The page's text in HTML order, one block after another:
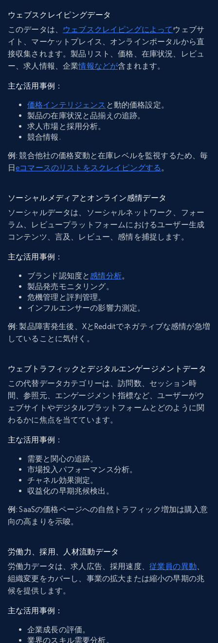
ウェブスクレイピングデータ
このデータは、 ウェブスクレイピングによって ウェブサ
イト、マーケットプレイス、オンラインポータルから直
接収集されます。製品リスト、価格、在庫状況、レビュ
ー、求人情報、企業情報などが含まれます。
主な活用事例 ：
価格インテリジェンス と動的価格設定。
製品の在庫状況と品揃えの追跡。
求人市場と採用分析。
競合情報.
例: 競合他社の価格変動と在庫レベルを監視するため、毎
日eコマースのリストをスクレイピングする。
ソーシャルメディアとオンライン感情データ
ソーシャルデータは、ソーシャルネットワーク、フォー
ラム、レビュープラットフォームにおけるユーザー生成
コンテンツ、言及、レビュー、感情を捕捉します。
主な活用事例 ：
ブランド認知度と感情分析。
製品発売モニタリング。
危機管理と評判管理。
インフルエンサーの影響力測定。
例: 製品障害発生後、XとRedditでネガティブな感情が急増
していることに気付く。
ウェブトラフィックとデジタルエンゲージメントデータ
この代替データカテゴリーは、訪問数、セッション時
間、参照元、エンゲージメント指標など、ユーザーがウ
ェブサイトやデジタルプラットフォームとどのように関
わるかに焦点を当てています。
主な活用事例 ：
需要と関心の追跡。
市場投入パフォーマンス分析。
チャネル効果測定。
収益化の早期兆候検出。
例: SaaSの価格ページへの自然トラフィック増加は購入意
向の高まりを示唆。
労働力、採用、人材流動データ
労働力データは、求人広告、採用速度、 従業員の異動、
組織変更をカバーし、事業の拡大または縮小の早期の兆
候を提供します。
主な活用事例：
企業成長の評価。
業界のスキル需要分析。